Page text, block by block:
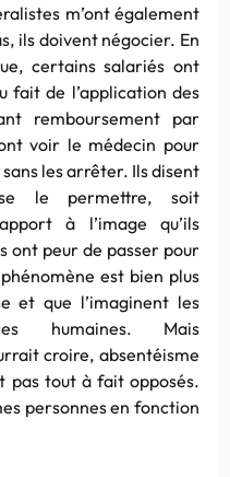
m’ont également
ils doivent négocier. En
certains salariés ont
fait de l’application des
remboursement par
voir le médecin pour
les arrêter. Ils disent
le permettre, soit
à l’image qu’ils
ont peur de passer pour
est bien plus
et que l’imaginent les
humaines. Mais
croire, absentéisme
pas tout à fait opposés.
personnes en fonction